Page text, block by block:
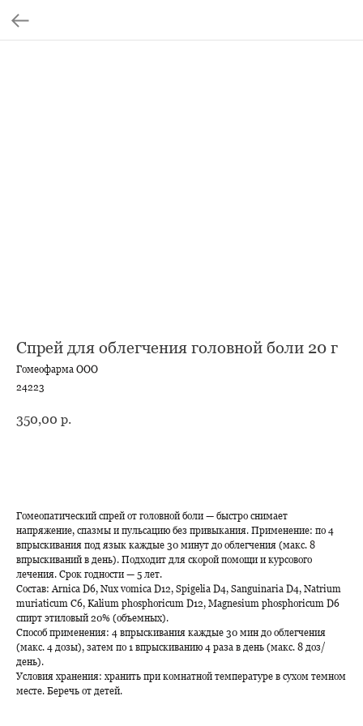
Спрей для облегчения головной боли 20 г
Гомеофарма ООО
24223
350,00 р.
Гомеопатический спрей от головной боли — быстро снимает
напряжение, спазмы и пульсацию без привыкания. Применение: по 4
впрыскивания под язык каждые 30 минут до облегчения (макс. 8
впрыскиваний в день). Подходит для скорой помощи и курсового
лечения. Срок годности — 5 лет.
Состав: Arnica D6, Nux vomica D12, Spigelia D4, Sanguinaria D4, Natrium
muriaticum C6, Kalium phosphoricum D12, Magnesium phosphoricum D6
спирт этиловый 20% (объемных).
Способ применения: 4 впрыскивания каждые 30 мин до облегчения
(макс. 4 дозы), затем по 1 впрыскиванию 4 раза в день (макс. 8 доз/
день).
Условия хранения: хранить при комнатной температуре в сухом темном
месте. Беречь от детей.